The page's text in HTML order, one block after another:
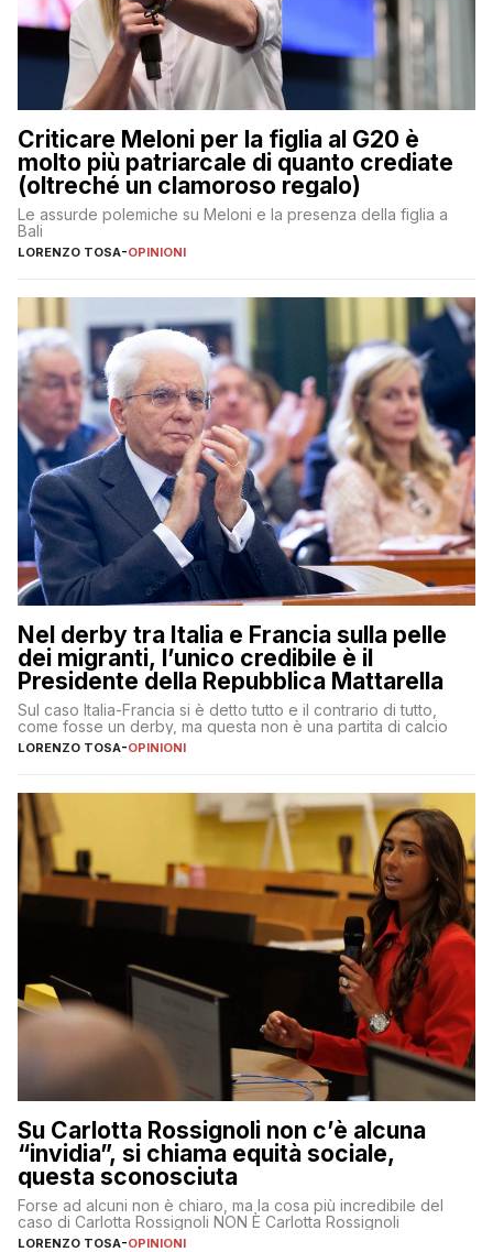
Criticare Meloni per la figlia al G20 è
molto più patriarcale di quanto crediate
(oltreché un clamoroso regalo)
Le assurde polemiche su Meloni e la presenza della figlia a
Bali
LORENZO TOSA-OPINIONI
Nel derby tra Italia e Francia sulla pelle
dei migranti, l’unico credibile è il
Presidente della Repubblica Mattarella
Sul caso Italia-Francia si è detto tutto e il contrario di tutto,
come fosse un derby, ma questa non è una partita di calcio
LORENZO TOSA-OPINIONI
Su Carlotta Rossignoli non c’è alcuna
“invidia”, si chiama equità sociale,
questa sconosciuta
Forse ad alcuni non è chiaro, ma la cosa più incredibile del
caso di Carlotta Rossignoli NON È Carlotta Rossignoli
LORENZO TOSA-OPINIONI